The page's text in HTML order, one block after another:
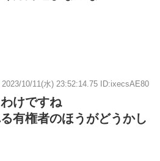
2023/10/11(水) 23:52:14.75 ID:ixecsAE80
けですね
有権者のほうがどうかし